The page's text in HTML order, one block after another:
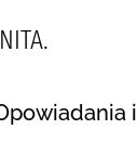
i